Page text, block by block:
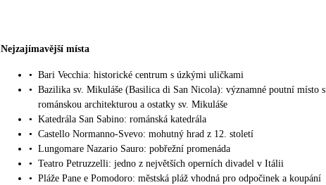
Nejzajímavější místa
• Bari Vecchia: historické centrum s úzkými uličkami
• Bazilika sv. Mikuláše (Basilica di San Nicola): významné poutní místo s
románskou architekturou a ostatky sv. Mikuláše
• Katedrála San Sabino: románská katedrála
• Castello Normanno-Svevo: mohutný hrad z 12. století
• Lungomare Nazario Sauro: pobřežní promenáda
• Teatro Petruzzelli: jedno z největších operních divadel v Itálii
• Pláže Pane e Pomodoro: městská pláž vhodná pro odpočinek a koupání